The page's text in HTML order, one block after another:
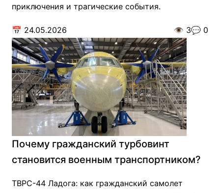
приключения и трагические события.
📅 24.05.2026 👁️ 3💬 0
Почему гражданский турбовинт
становится военным транспортником?
ТВРС-44 Ладога: как гражданский самолет